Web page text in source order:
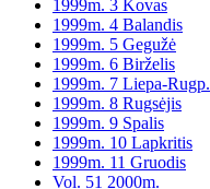
1999m. 3 Kovas
1999m. 4 Balandis
1999m. 5 Gegužė
1999m. 6 Birželis
1999m. 7 Liepa-Rugp.
1999m. 8 Rugsėjis
1999m. 9 Spalis
1999m. 10 Lapkritis
1999m. 11 Gruodis
Vol. 51 2000m.